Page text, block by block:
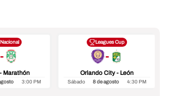
-
Marathón
3:00 PM
Leagues Cup
-
Orlando City - León
Sábado 8 de agosto 4:30 PM